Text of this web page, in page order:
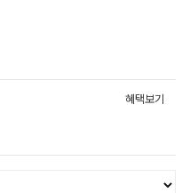
혜택보기